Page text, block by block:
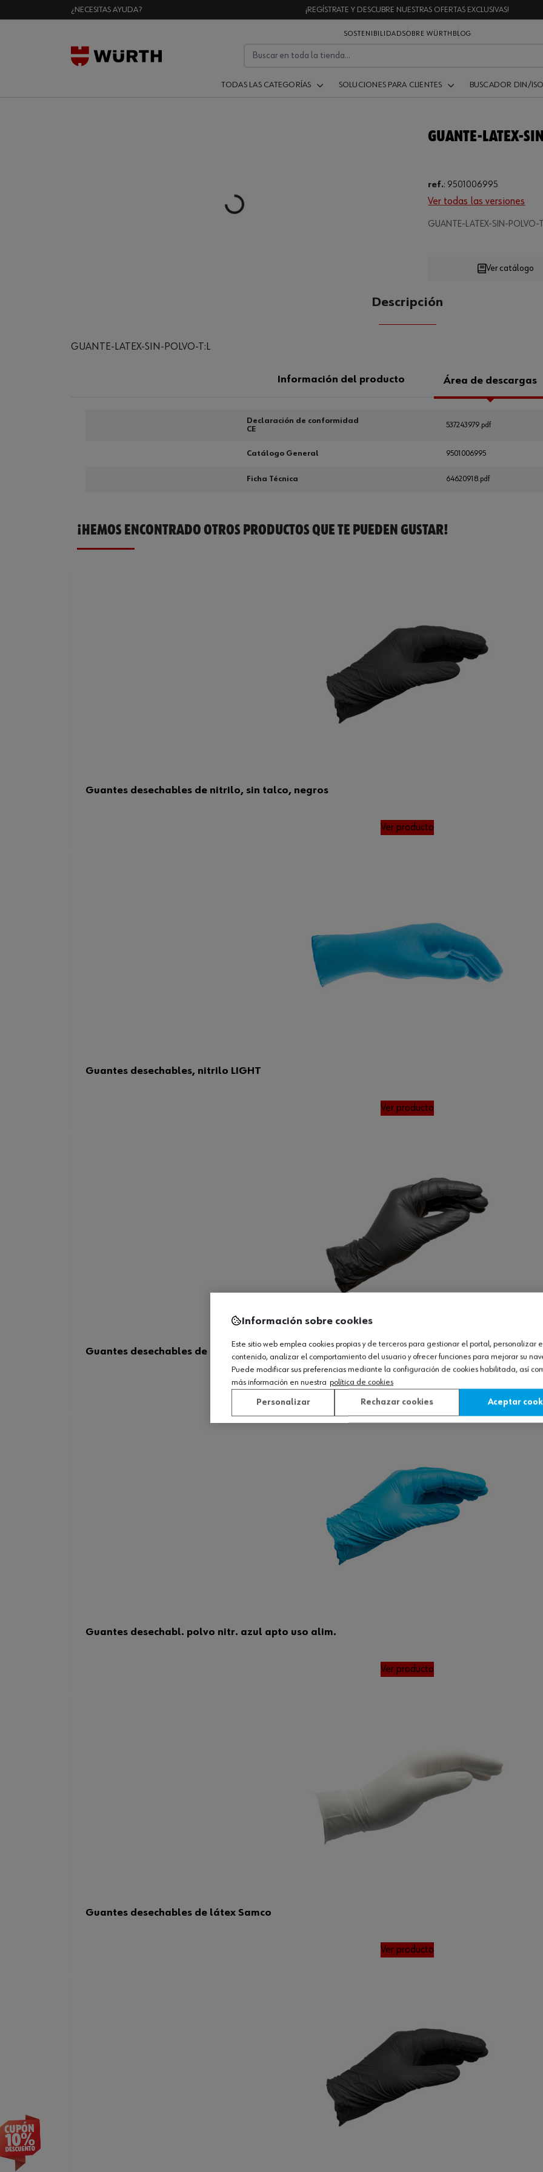
¿NECESITAS AYUDA? ¡REGÍSTRATE Y DESCUBRE NUESTRAS OFERTAS EXCLUSIVAS!
SOSTENIBILIDADSOBRE WÜRTH BLOG
TODAS LAS CATEGORÍAS SOLUCIONES PARA CLIENTES BUSCADOR DIN/ISO
Loading...
GUANTE-LATEX-
ref.: 9501006995
Ver todas las versiones
GUANTE-LATEX-SIN-POLVO-
Loading...
CANTIDAD
Ver catálogo
Descripción
GUANTE-LATEX-SIN-POLVO-T:L
Información del producto Área de descargas
Declaración de conformidad
CE
537243979.pdf
Catálogo General 9501006995
Ficha Técnica 64620918.pdf
¡HEMOS ENCONTRADO OTROS PRODUCTOS QUE TE PUEDEN GUSTAR!
Guantes desechables de nitrilo, sin talco, negros
Ver producto
Guantes desechables, nitrilo LIGHT
Ver producto
Guantes desechables de nitrilo sin talco MAX
Ver producto
Guantes desechabl. polvo nitr. azul apto uso alim.
Ver producto
Guantes desechables de látex Samco
Ver producto
Información sobre cookies
Este sitio web emplea cookies propias y de terceros para gestionar el portal, personalizar
contenido, analizar el comportamiento del usuario y ofrecer funciones para mejorar su
Puede modificar sus preferencias mediante la configuración de cookies habilitada, así
más información en nuestra política de cookies
Personalizar Rechazar cookies Aceptar